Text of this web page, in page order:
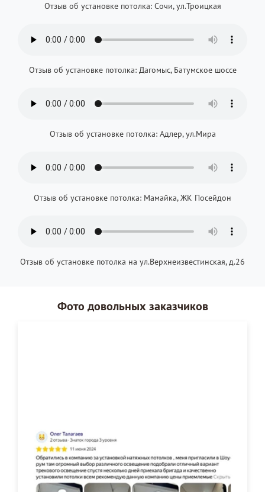
Отзыв об установке потолка: Сочи, ул.Троицкая
Отзыв об установке потолка: Дагомыс, Батумское шоссе
Отзыв об установке потолка: Адлер, ул.Мира
Отзыв об установке потолка: Мамайка, ЖК Посейдон
Отзыв об установке потолка на ул.Верхнеизвестинская, д.26
Фото довольных заказчиков